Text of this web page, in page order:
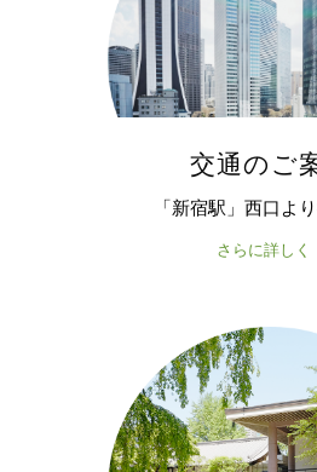
交通のご
「新宿駅」西口よ
さらに詳しく